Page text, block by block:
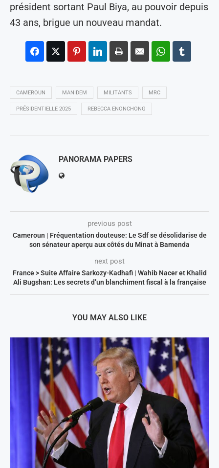
président sortant Paul Biya, au pouvoir depuis
43 ans, brigue un nouveau mandat.
CAMEROUN MANIDEM MILITANTS MRC
PRÉSIDENTIELLE 2025 REBECCA ENONCHONG
PANORAMA PAPERS
previous post
Cameroun | Fréquentation douteuse: Le Sdf se désolidarise de
son sénateur aperçu aux côtés du Minat à Bamenda
next post
France > Suite Affaire Sarkozy-Kadhafi | Wahib Nacer et Khalid
Ali Bugshan: Les secrets d’un blanchiment fiscal à la française
YOU MAY ALSO LIKE